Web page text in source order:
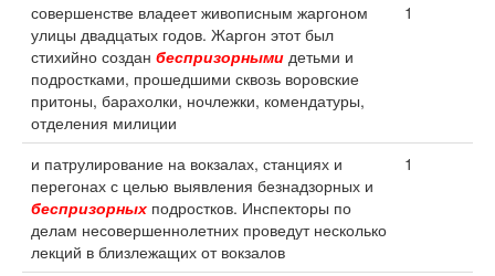
совершенстве владеет живописным жаргоном
улицы двадцатых годов. Жаргон этот был
стихийно создан беспризорными детьми и
подростками, прошедшими сквозь воровские
притоны, барахолки, ночлежки, комендатуры,
отделения милиции
1
и патрулирование на вокзалах, станциях и
перегонах с целью выявления безнадзорных и
беспризорных подростков. Инспекторы по
делам несовершеннолетних проведут несколько
лекций в близлежащих от вокзалов
1